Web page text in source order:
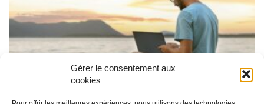
Gérer le consentement aux
cookies
CELAHO est à vos côtés pour apporter du très